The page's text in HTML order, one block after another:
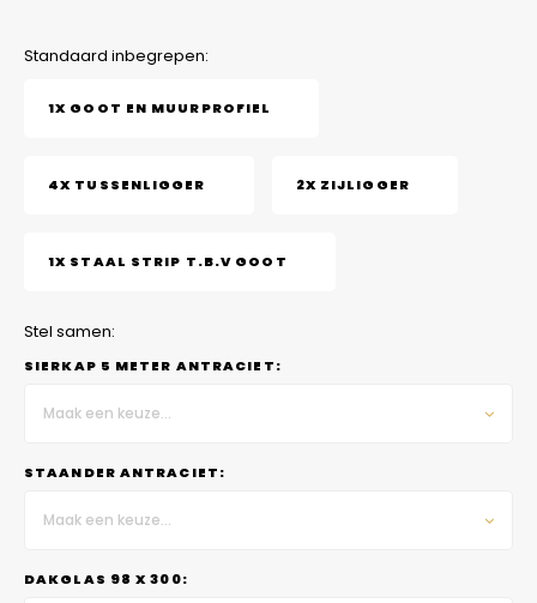
Standaard inbegrepen:
1X GOOT EN MUURPROFIEL
4X TUSSENLIGGER 2X ZIJLIGGER
1X STAAL STRIP T.B.V GOOT
Stel samen:
SIERKAP 5 METER ANTRACIET:
Maak een keuze...
STAANDER ANTRACIET:
Maak een keuze...
DAKGLAS 98 X 300: